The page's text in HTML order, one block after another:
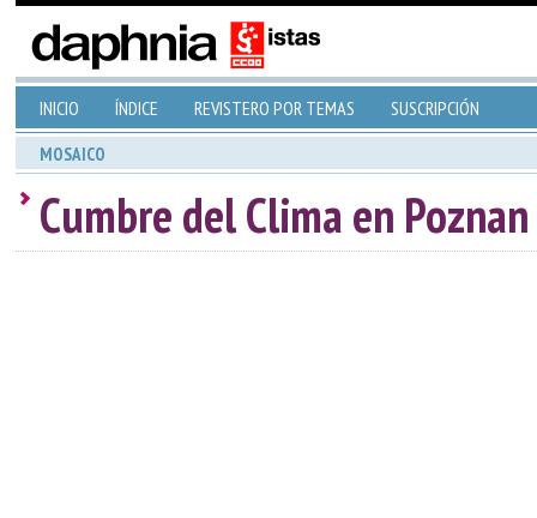
INICIO ÍNDICE REVISTERO POR TEMAS SUSCRIPCIÓN
MOSAICO
Cumbre del Clima en Poznan